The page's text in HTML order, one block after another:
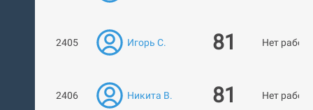
2405 Игорь С. 81 Нет работ
2406 Никита В. 81 Нет работ